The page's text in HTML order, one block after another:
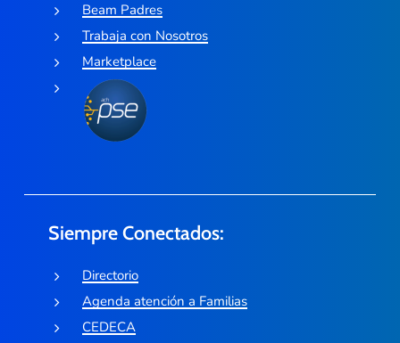
Beam Padres
Trabaja con Nosotros
Marketplace
Siempre Conectados:
Directorio
Agenda atención a Familias
CEDECA